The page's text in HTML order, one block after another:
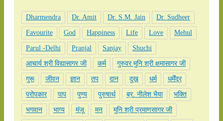
Dharmendra Dr. Amit Dr. S.M. Jain Dr. Sudheer
Favourite God Happiness Life Love Mehul
Parul -Delhi Pranjal Sanjay Shuchi
आचार्य श्री विद्यासागर जी कर्म गुरुवर मुनि श्री क्षमासागर जी
गुरू जीवन ज्ञान तप दान दुख धर्म धर्मेंद्र
परोपकार पाप पुण्य पुरुषार्थ ब्र. नीलेश भैया भक्ति
भगवान भाग्य मंजू मन मुनि श्री प्रमाणसागर जी